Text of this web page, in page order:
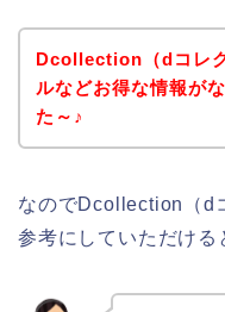
Dcollection（dコレ
ルなどお得な情報が
た～♪
なのでDcollection（d
参考にしていただける